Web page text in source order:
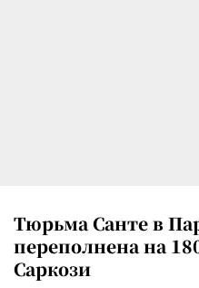
Тюрьма Санте в
переполнена на
Саркози